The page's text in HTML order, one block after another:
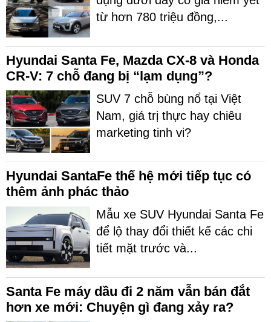
từ hơn 780 triệu đồng,...
Hyundai Santa Fe, Mazda CX-8 và Honda
CR-V: 7 chỗ đang bị “lạm dụng”?
SUV 7 chỗ bùng nổ tại Việt
Nam, giá trị thực hay chiêu
marketing tinh vi?
Hyundai SantaFe thế hệ mới tiếp tục có
thêm ảnh phác thảo
Mẫu xe SUV Hyundai Santa Fe
để lộ thay đổi thiết kế các chi
tiết mặt trước và...
Santa Fe máy dầu đi 2 năm vẫn bán đắt
hơn xe mới: Chuyện gì đang xảy ra?